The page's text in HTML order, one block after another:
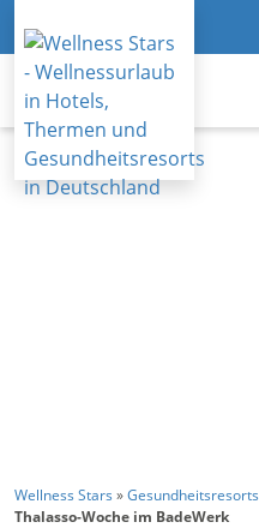
Wellness Stars »Gesundheitsresorts
Thalasso-Woche im BadeWerk